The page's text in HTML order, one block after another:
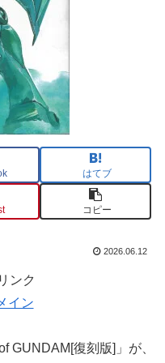
はてブ
コピー
2026.06.12
ンク
イン
GUNDAM[復刻版]」が、